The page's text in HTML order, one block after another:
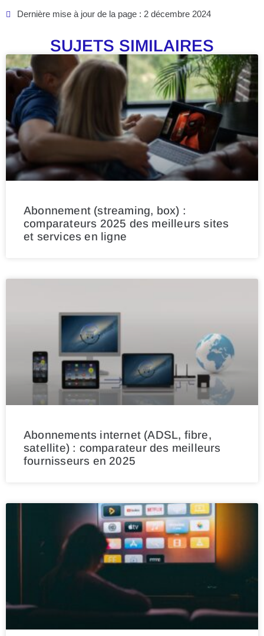
Dernière mise à jour de la page : 2 décembre 2024
SUJETS SIMILAIRES
Abonnement (streaming, box) :
comparateurs 2025 des meilleurs sites
et services en ligne
Abonnements internet (ADSL, fibre,
satellite) : comparateur des meilleurs
fournisseurs en 2025